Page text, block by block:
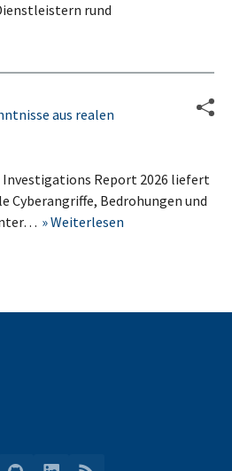
rund
aus realen
Investigations Report 2026 liefert
Cyberangriffe, Bedrohungen und
Weiterlesen